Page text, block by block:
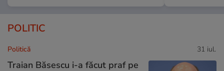
POLITIC
Politică 31 iul.
Traian Băsescu i-a făcut praf pe